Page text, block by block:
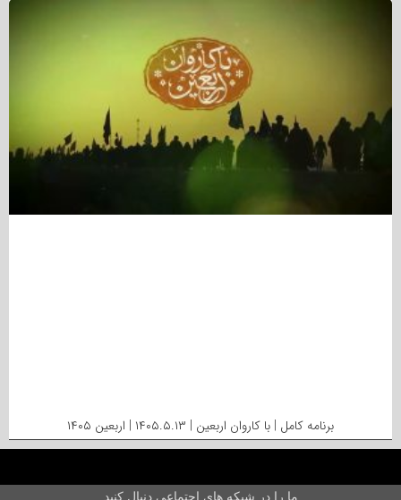
برنامه کامل | با کاروان اربعین | ۱۴۰۵.۵.۱۳ | اربعین ۱۴۰۵
ما را در شبکه های اجتماعی دنبال کنید